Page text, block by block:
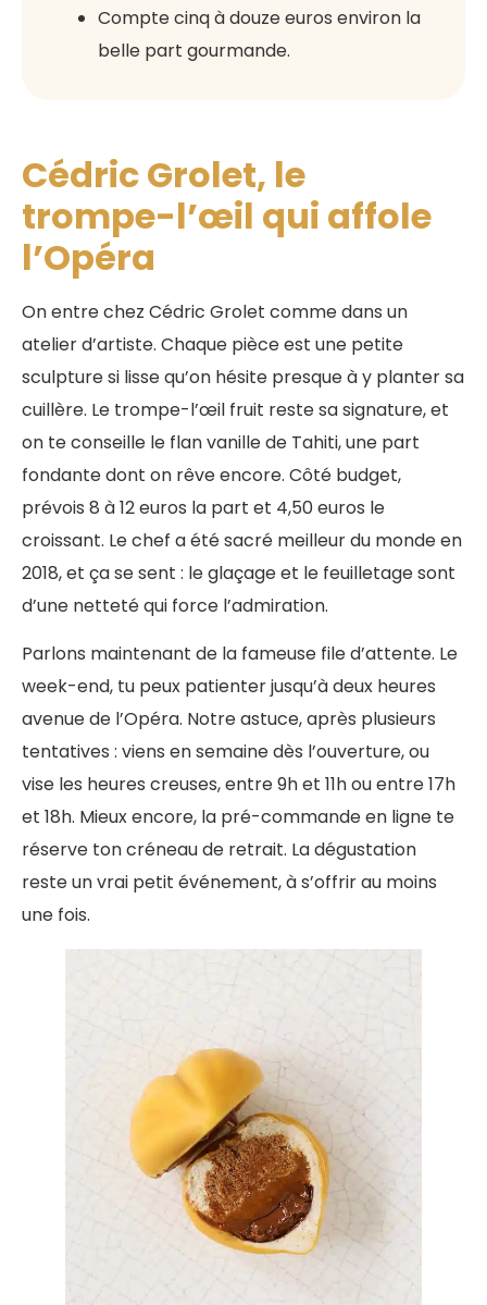
Compte cinq à douze euros environ la
belle part gourmande.
Cédric Grolet, le
trompe-l’œil qui affole
l’Opéra
On entre chez Cédric Grolet comme dans un
atelier d’artiste. Chaque pièce est une petite
sculpture si lisse qu’on hésite presque à y planter sa
cuillère. Le trompe-l’œil fruit reste sa signature, et
on te conseille le flan vanille de Tahiti, une part
fondante dont on rêve encore. Côté budget,
prévois 8 à 12 euros la part et 4,50 euros le
croissant. Le chef a été sacré meilleur du monde en
2018, et ça se sent : le glaçage et le feuilletage sont
d’une netteté qui force l’admiration.
Parlons maintenant de la fameuse file d’attente. Le
week-end, tu peux patienter jusqu’à deux heures
avenue de l’Opéra. Notre astuce, après plusieurs
tentatives : viens en semaine dès l’ouverture, ou
vise les heures creuses, entre 9h et 11h ou entre 17h
et 18h. Mieux encore, la pré-commande en ligne te
réserve ton créneau de retrait. La dégustation
reste un vrai petit événement, à s’offrir au moins
une fois.